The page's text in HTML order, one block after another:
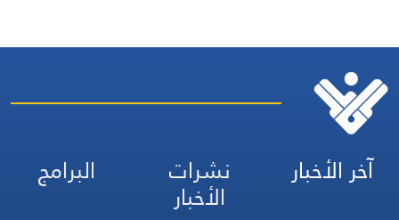
آخر الأخبار نشرات
الأخبار
البرامج